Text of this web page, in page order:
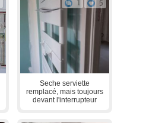
1 5
Seche serviette
remplacé, mais toujours
devant l'interrupteur